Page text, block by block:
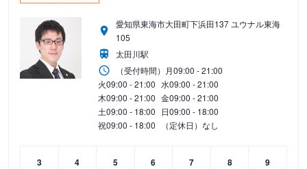
愛知県東海市大田町下浜田137 ユウナル東海
105
太田川駅
（受付時間） 月09:00 - 21:00
火09:00 - 21:00 水09:00 - 21:00
木09:00 - 21:00 金09:00 - 21:00
土09:00 - 18:00 日09:00 - 18:00
祝09:00 - 18:00 （定休日）なし
3
4
5
6
7
8
9